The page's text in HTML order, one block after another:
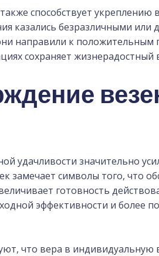
способствует
казались безразличными
направили к положительным
сохраняет жизнерадостный
удачливости значительно
замечает символы того, что
готовность
эффективности и более
что вера в индивидуальную